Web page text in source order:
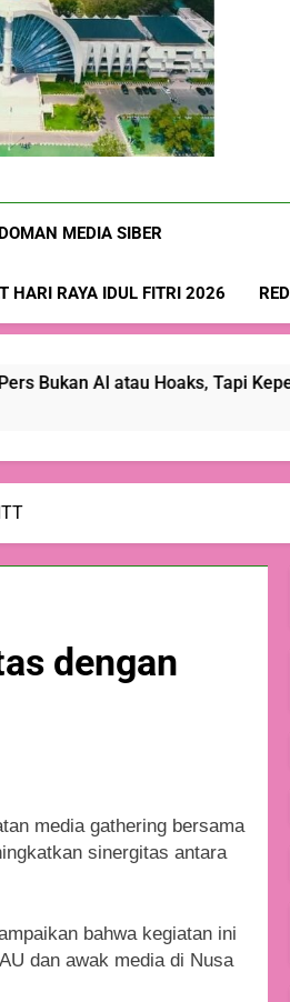
MEDIA SIBER
HARI RAYA IDUL FITRI 2026
Hoaks, Tapi Kepercayaan
dengan
media gathering bersama
sinergitas antara
bahwa kegiatan ini
dan awak media di Nusa